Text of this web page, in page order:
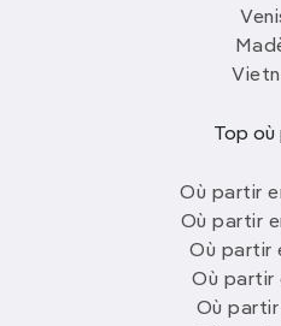
Top où
Où partir
Où partir
Où partir
Où partir
Où partir